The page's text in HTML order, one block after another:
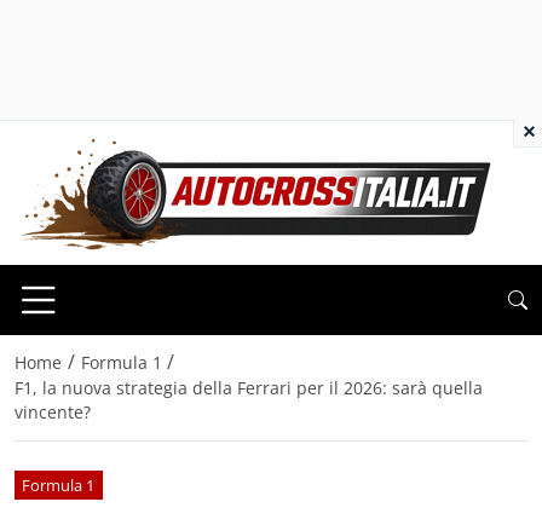
Home / Formula 1 /
F1, la nuova strategia della Ferrari per il 2026: sarà quella
vincente?
Formula 1
×